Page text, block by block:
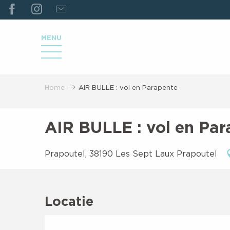
ALLER
AU
PRINCIPAL
MENU
Home AIR BULLE : vol en Parapente
AIR BULLE : vol en
Prapoutel, 38190 Les Sept Laux Prapoutel
Locatie